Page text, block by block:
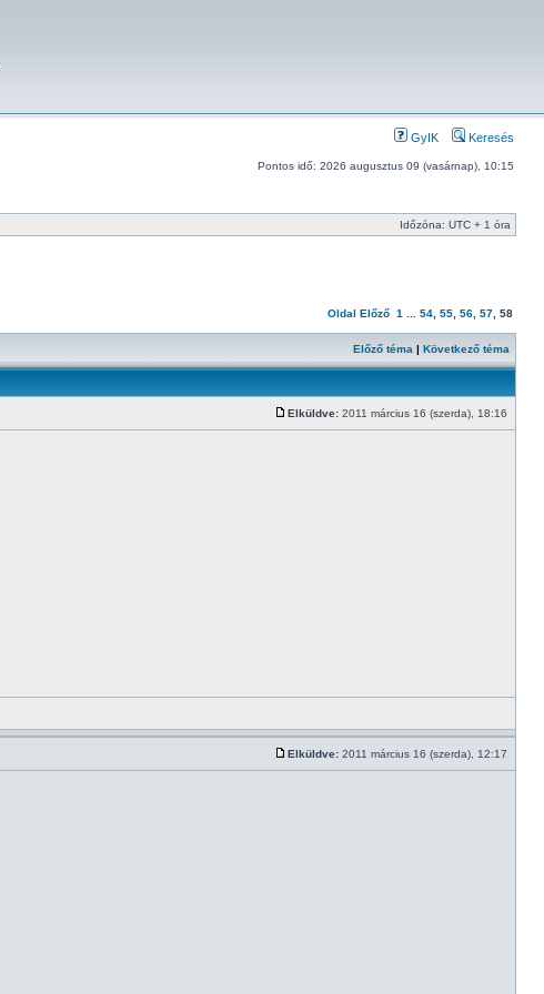
GyIK Keresés
Pontos idő: 2026 augusztus 09 (vasárnap), 10:15
Időzóna: UTC + 1 óra
Oldal Előző 1 54 55 56 57 58
Előző téma | Következő téma
Elküldve: 2011 március 16 (szerda), 18:16
Elküldve: 2011 március 16 (szerda), 12:17